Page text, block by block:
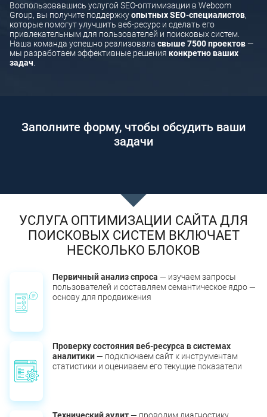
Воспользовавшись услугой SEO-оптимизации в Webcom
Group, вы получите поддержкуопытных SEO-специалистов,
которые помогут улучшить веб-ресурс и сделать его
привлекательным для пользователей и поисковых систем.
Наша команда успешно реализовала свыше 7500 проектов—
мы разработаем эффективные решения конкретно ваших
задач
Заполните форму, чтобы обсудить ваши
задачи
УСЛУГА ОПТИМИЗАЦИИ САЙТА ДЛЯ
ПОИСКОВЫХ СИСТЕМ ВКЛЮЧАЕТ
НЕСКОЛЬКО БЛОКОВ
Первичный анализ спроса — изучаем запросы
пользователей и составляем семантическое ядро —
основу для продвижения
Проверку состояния веб-ресурса в системах
аналитики— подключаем сайт к инструментам
статистики и оцениваем его текущие показатели